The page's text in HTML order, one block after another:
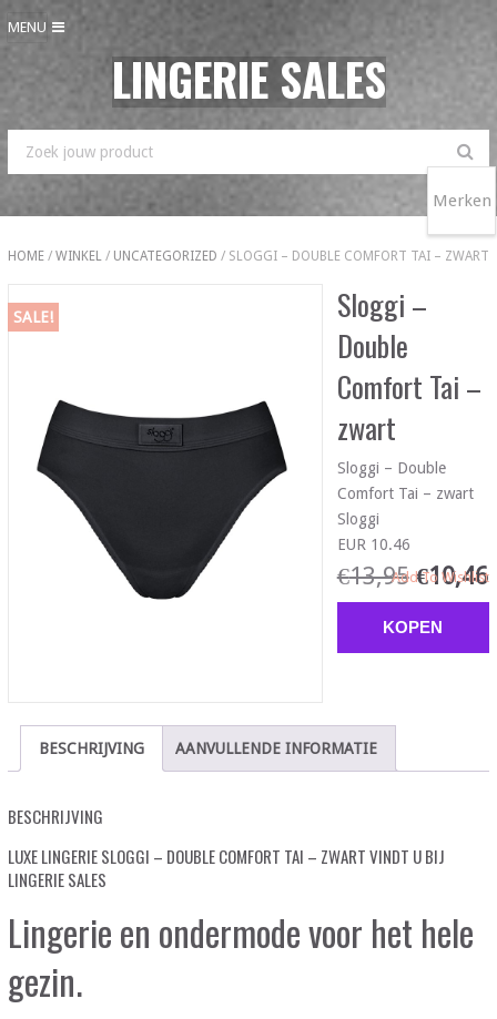
MENU
LINGERIE SALES
HOME/ WINKEL/ UNCATEGORIZED / SLOGGI – DOUBLE COMFORT TAI – ZWART
SALE!
Sloggi –
Double
Comfort Tai –
zwart
Sloggi – Double
Comfort Tai – zwart
Sloggi
EUR 10.46
€13,95 €10,46
KOPEN
Add To Wishlist
BESCHRIJVING AANVULLENDE INFORMATIE
BESCHRIJVING
LUXE LINGERIE SLOGGI – DOUBLE COMFORT TAI – ZWART VINDT U BIJ
LINGERIE SALES
Lingerie en ondermode voor het hele
gezin.
Merken